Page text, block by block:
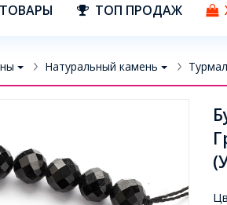
ТОП ПРОДАЖ
Натуральный камень